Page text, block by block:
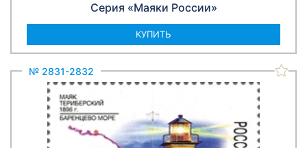
Серия «Маяки России»
КУПИТЬ
№ 2831-2832